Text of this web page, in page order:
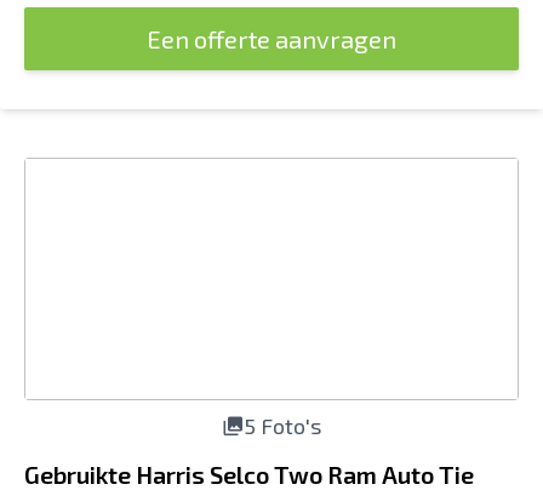
Een offerte aanvragen
5 Foto's
Gebruikte Harris Selco Two Ram Auto Tie